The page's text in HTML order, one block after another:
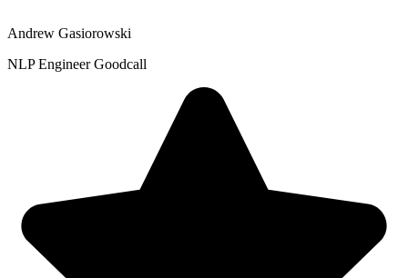
Andrew Gasiorowski
NLP Engineer Goodcall